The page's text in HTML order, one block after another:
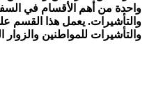
واحدة من أهم الأقسام في
والتأشيرات. يعمل هذا القسم
والتأشيرات للمواطنين